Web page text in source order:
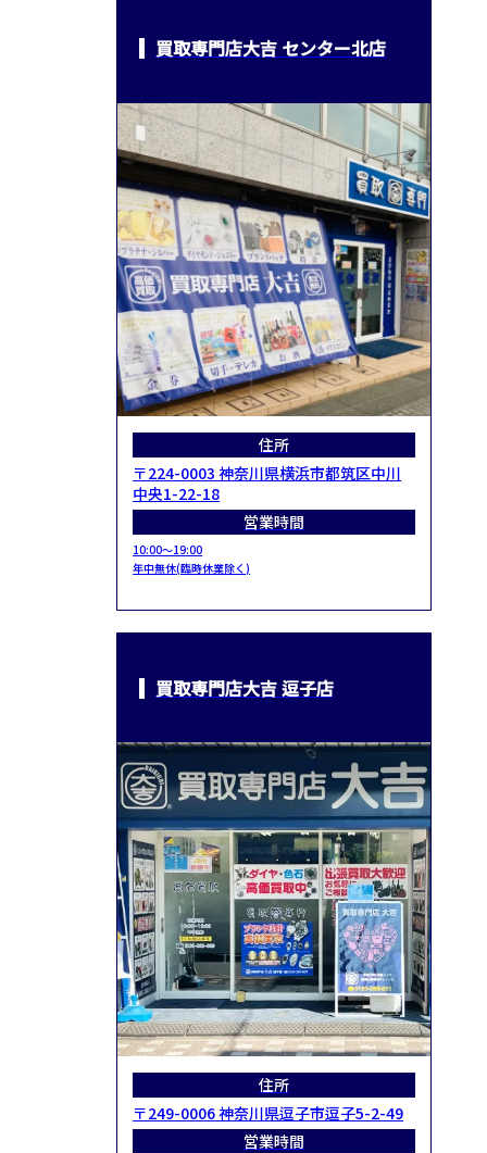
買取専門店大吉 センター北店
住所
〒224-0003 神奈川県横浜市都筑区中川
中央1-22-18
営業時間
10:00～19:00
年中無休(臨時休業除く)
買取専門店大吉 逗子店
住所
〒249-0006 神奈川県逗子市逗子5-2-49
営業時間